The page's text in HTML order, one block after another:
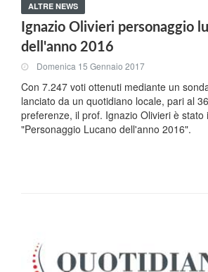
ALTRE NEWS
Ignazio Olivieri personaggio
dell'anno 2016
Domenica 15 Gennaio 2017
Con 7.247 voti ottenuti mediante un
lanciato da un quotidiano locale, pari al
preferenze, il prof. Ignazio Olivieri è stato
"Personaggio Lucano dell'anno 2016".